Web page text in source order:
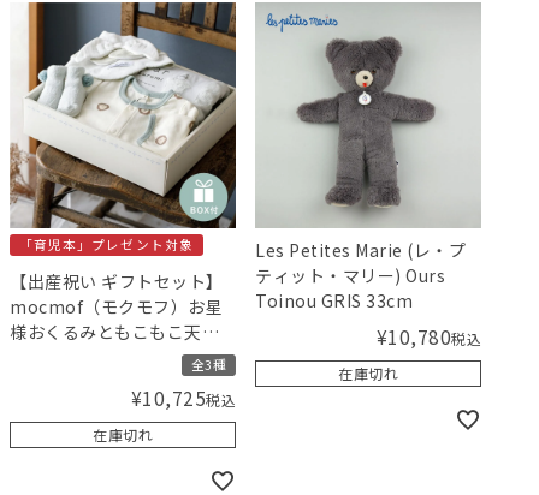
「育児本」プレゼント対象
【出産祝い ギフトセット】
mocmof（モクモフ）お星
様おくるみともこもこ天使
スタイのセット【ギフトボ
ックス入り】／Amingオリ
全3種
¥10,725税込
在庫切れ
Les Petites Marie (レ・プ
ティット・マリー) Ours
Toinou GRIS 33cm
¥10,780税込
在庫切れ